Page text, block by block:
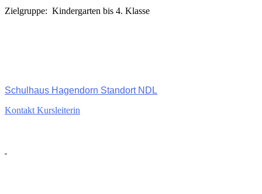
Zielgruppe: Kindergarten bis 4. Klasse
Schulhaus Hagendorn Standort NDL
Kontakt Kursleiterin